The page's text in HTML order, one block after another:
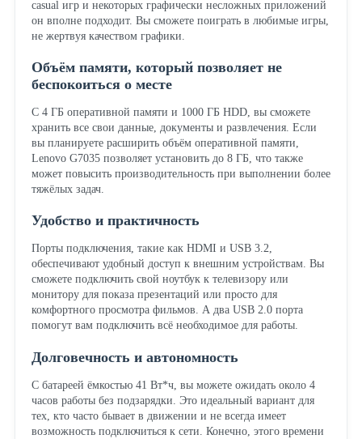
casual игр и некоторых графически несложных приложений
он вполне подходит. Вы сможете поиграть в любимые игры,
не жертвуя качеством графики.
Объём памяти, который позволяет не
беспокоиться о месте
С 4 ГБ оперативной памяти и 1000 ГБ HDD, вы сможете
хранить все свои данные, документы и развлечения. Если
вы планируете расширить объём оперативной памяти,
Lenovo G7035 позволяет установить до 8 ГБ, что также
может повысить производительность при выполнении более
тяжёлых задач.
Удобство и практичность
Порты подключения, такие как HDMI и USB 3.2,
обеспечивают удобный доступ к внешним устройствам. Вы
сможете подключить свой ноутбук к телевизору или
монитору для показа презентаций или просто для
комфортного просмотра фильмов. А два USB 2.0 порта
помогут вам подключить всё необходимое для работы.
Долговечность и автономность
С батареей ёмкостью 41 Вт*ч, вы можете ожидать около 4
часов работы без подзарядки. Это идеальный вариант для
тех, кто часто бывает в движении и не всегда имеет
возможность подключиться к сети. Конечно, этого времени